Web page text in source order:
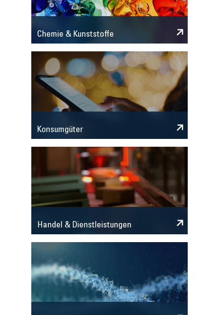
Chemie & Kunststoffe
Konsumgüter
Handel & Dienstleistungen